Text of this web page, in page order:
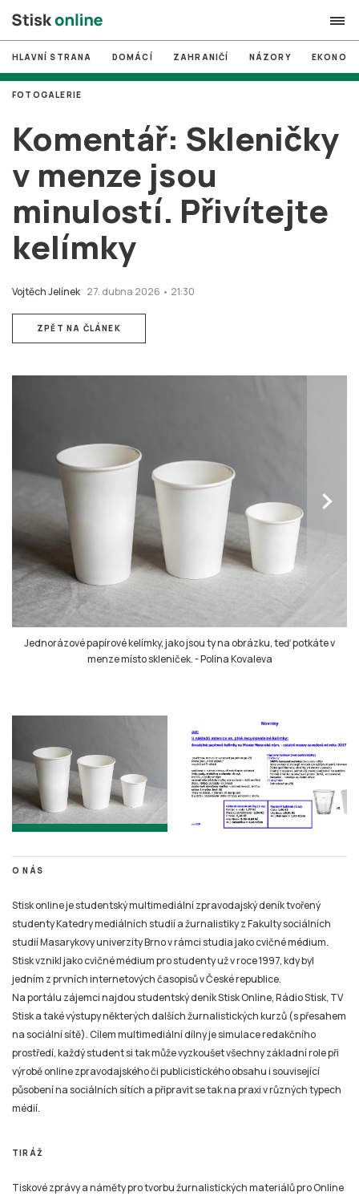
search
# MUNI
# Brno
# volby
login PŘIHLÁSIT SE
Zapomněli jste heslo?
HLAVNÍ STRANA DOMÁCÍ ZAHRANIČÍ NÁZORY
Komentář: Skleničky
v menze jsou
minulostí. Přivítejte
kelímky
Vojtěch Jelínek 27. dubna 2026 • 21:30
FOTOGALERIE
ZPĚT NA ČLÁNEK
chevron_right
Jednorázové papírové kelímky, jako jsou ty na obrázku, teď potkáte v
menze místo skleniček.-Polina Kovaleva
O NÁS
Stisk online je studentský multimediální zpravodajský deník tvořený
studenty Katedry mediálních studií a žurnalistiky z Fakulty sociálních
studií Masarykovy univerzity Brno v rámci studia jako cvičné médium.
Stisk vznikl jako cvičné médium pro studenty už v roce 1997, kdy byl
jedním z prvních internetových časopisů v České republice.
Na portálu zájemci najdou studentský deník Stisk Online, Rádio Stisk, TV
Stisk a také výstupy některých dalších žurnalistických kurzů (s přesahem
na sociální sítě). Cílem multimediální dílny je simulace redakčního
prostředí, každý student si tak může vyzkoušet všechny základní role při
výrobě online zpravodajského či publicistického obsahu i související
působení na sociálních sítích a připravit se tak na praxi v různých typech
médií.
TIRÁŽ
Tiskové zprávy a náměty pro tvorbu žurnalistických materiálů pro Online